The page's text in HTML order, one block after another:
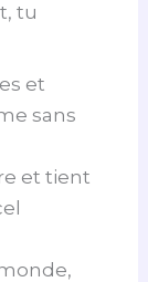
tu
et
sans
et tient